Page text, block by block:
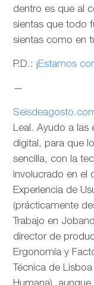
dentro es que al
sientas que todo
sientas como en
P.D.: ¡Estamos
—
Leal. Ayudo a las
digital, para que
sencilla, con la
involucrado en el
Experiencia de
(prácticamente
Trabajo en
director de
Ergonomía y
Técnica de